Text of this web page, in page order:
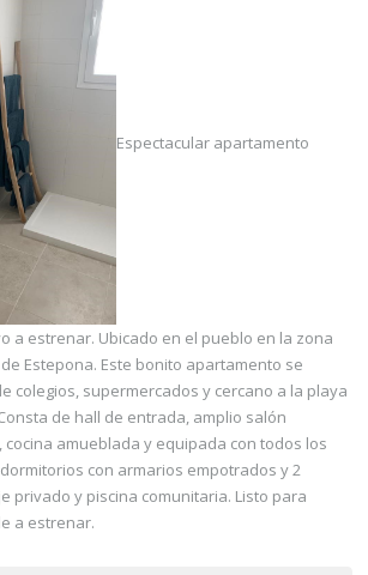
Espectacular apartamento
a estrenar. Ubicado en el pueblo en la zona
Estepona. Este bonito apartamento se
colegios, supermercados y cercano a la playa
de hall de entrada, amplio salón
cocina amueblada y equipada con todos los
con armarios empotrados y 2
privado y piscina comunitaria. Listo para
a estrenar.